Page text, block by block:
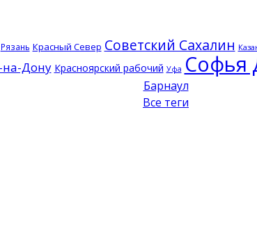
Рязань Красный Север Советский Сахалин
на-Дону Красноярский рабочий Уфа Софья
Барнаул
Все теги